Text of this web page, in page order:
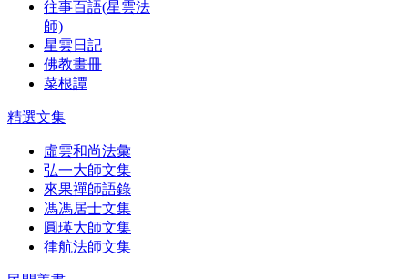
往事百語(星雲法
師)
星雲日記
佛教畫冊
菜根譚
精選文集
虛雲和尚法彙
弘一大師文集
來果禪師語錄
馮馮居士文集
圓瑛大師文集
律航法師文集